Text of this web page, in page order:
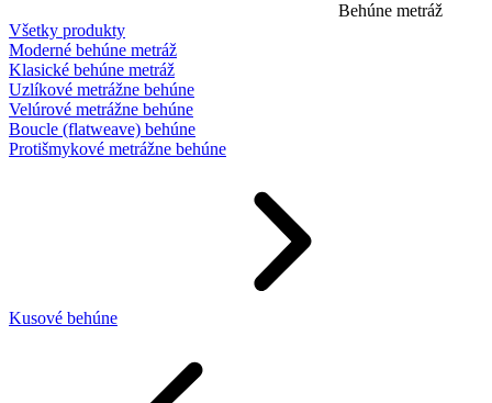
Behúne metráž
Všetky produkty
Moderné behúne metráž
Klasické behúne metráž
Uzlíkové metrážne behúne
Velúrové metrážne behúne
Boucle (flatweave) behúne
Protišmykové metrážne behúne
Kusové behúne